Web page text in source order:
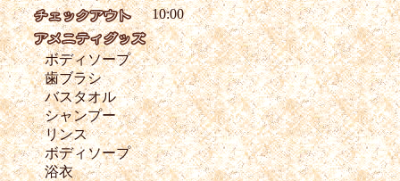
10:00
ボディソープ
歯ブラシ
バスタオル
シャンプー
リンス
ボディソープ
浴衣